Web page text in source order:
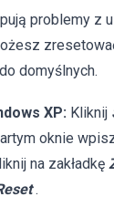
problemy z
domyślnych.
XP: Kliknij
oknie
na zakładkę
.